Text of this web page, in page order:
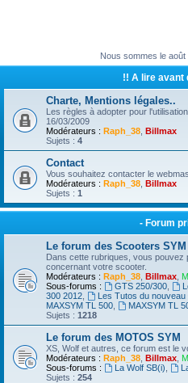
Nous sommes le
!! A lire avant
Charte, Mentions légales..
Les règles à adopter pour
16/03/2009
Modérateurs : Raph_38 Billmax
Sujets : 4
Contact
Vous souhaitez contacter le
Modérateurs : Raph_38 Billmax
Sujets : 1
- Forum
Le forum des Scooters SYM
Dans cette rubriques, vous pouvez
concernant votre scooter.
Modérateurs : Raph_38 Billmax
Sous-forums :
GTS 250/300,
300 2012
Les Tutos du nouveau
MAXSYM TL 500
MAXSYM TL
Sujets : 1218
Le forum des MOTOS SYM
XS, Wolf et autres, ce forum est le
Modérateurs : Raph_38 Billmax
Sous-forums :
La Wolf SB(i)
Sujets : 254